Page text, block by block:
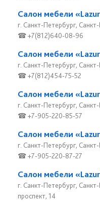
Салон мебели
г. Санкт-Петербург,
☎ +7(812)640-08-96
Салон мебели
г. Санкт-Петербург,
☎ +7(812)454-75-52
Салон мебели
г. Санкт-Петербург,
☎ +7-905-220-85-57
Салон мебели
г. Санкт-Петербург,
☎ +7-905-220-87-27
Салон мебели
г. Санкт-Петербург,
проспект, 14